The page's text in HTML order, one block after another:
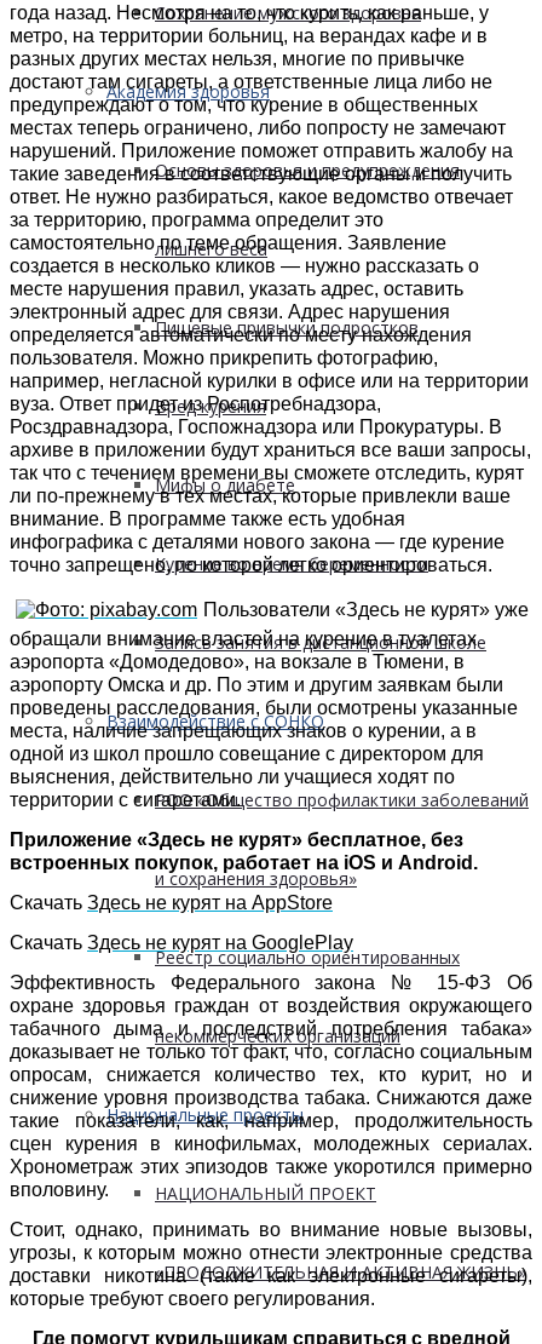
Сохранение мужского здоровья
Академия здоровья
Основы здоровья и предупреждения
лишнего веса
Пищевые привычки подростков
Вред курения
Мифы о диабете
Курение во время беременности
Запись занятия в дистанционной школе
Взаимодействие с СОНКО
РОО «Общество профилактики заболеваний
и сохранения здоровья»
Реестр социально ориентированных
некоммерческих организаций
Национальные проекты
НАЦИОНАЛЬНЫЙ ПРОЕКТ
«ПРОДОЛЖИТЕЛЬНАЯ И АКТИВНАЯ ЖИЗНЬ»
года назад. Несмотря на то, что курить, как раньше, у
метро, на территории больниц, на верандах кафе и в
разных других местах нельзя, многие по привычке
достают там сигареты, а ответственные лица либо не
предупреждают о том, что курение в общественных
местах теперь ограничено, либо попросту не замечают
нарушений. Приложение поможет отправить жалобу на
такие заведения в соответствующие органы и получить
ответ. Не нужно разбираться, какое ведомство отвечает
за территорию, программа определит это
самостоятельно по теме обращения. Заявление
создается в несколько кликов — нужно рассказать о
месте нарушения правил, указать адрес, оставить
электронный адрес для связи. Адрес нарушения
определяется автоматически по месту нахождения
пользователя. Можно прикрепить фотографию,
например, негласной курилки в офисе или на территории
вуза. Ответ придет из Роспотребнадзора,
Росздравнадзора, Госпожнадзора или Прокуратуры. В
архиве в приложении будут храниться все ваши запросы,
так что с течением времени вы сможете отследить, курят
ли по-прежнему в тех местах, которые привлекли ваше
внимание. В программе также есть удобная
инфографика с деталями нового закона — где курение
точно запрещено, по которой легко ориентироваться.
Пользователи «Здесь не курят» уже
обращали внимание властей на курение в туалетах
аэропорта «Домодедово», на вокзале в Тюмени, в
аэропорту Омска и др. По этим и другим заявкам были
проведены расследования, были осмотрены указанные
места, наличие запрещающих знаков о курении, а в
одной из школ прошло совещание с директором для
выяснения, действительно ли учащиеся ходят по
территории с сигаретами.
Приложение «Здесь не курят» бесплатное, без
встроенных покупок, работает на iOS и Android.
Скачать Здесь не курят на AppStore
Скачать Здесь не курят на GooglePlay
Эффективность Федерального закона № 15-ФЗ Об
охране здоровья граждан от воздействия окружающего
табачного дыма и последствий потребления табака»
доказывает не только тот факт, что, согласно социальным
опросам, снижается количество тех, кто курит, но и
снижение уровня производства табака. Снижаются даже
такие показатели, как, например, продолжительность
сцен курения в кинофильмах, молодежных сериалах.
Хронометраж этих эпизодов также укоротился примерно
вполовину.
Стоит, однако, принимать во внимание новые вызовы,
угрозы, к которым можно отнести электронные средства
доставки никотина (такие как электронные сигареты),
которые требуют своего регулирования.
Где помогут курильщикам справиться с вредной